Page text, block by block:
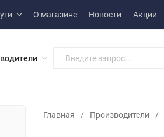
О магазине Новости Акции
Главная / Производители /